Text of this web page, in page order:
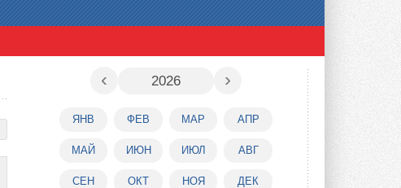
EN
‹ 2026 ›
ЯНВ ФЕВ МАР АПР
МАЙ ИЮН ИЮЛ АВГ
СЕН ОКТ НОЯ ДЕК